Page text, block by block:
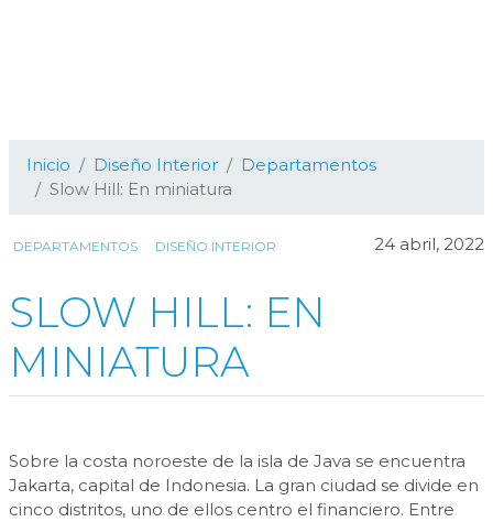
Inicio Diseño Interior
Departamentos
Slow Hill: En miniatura
DEPARTAMENTOS DISEÑO INTERIOR 24 abril, 2022
SLOW HILL: EN
MINIATURA
Sobre la costa noroeste de la isla de Java se encuentra
Jakarta, capital de Indonesia. La gran ciudad se divide en
cinco distritos, uno de ellos centro el financiero. Entre